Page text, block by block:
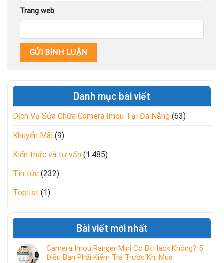
Trang web
Danh mục bài viết
Dịch Vụ Sửa Chữa Camera Imou Tại Đà Nẵng (63)
Khuyến Mãi (9)
Kiến thức và tư vấn (1.485)
Tin tức (232)
Toplist (1)
Bài viết mới nhất
Camera Imou Ranger Mini Có Bị Hack Không? 5
Điều Bạn Phải Kiểm Tra Trước Khi Mua